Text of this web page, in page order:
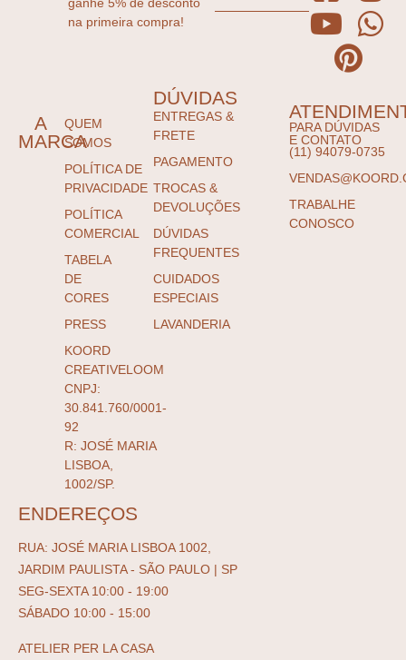
na primeira compra!
A
MARCA
QUEM
SOMOS
POLÍTICA DE
PRIVACIDADE
POLÍTICA
COMERCIAL
TABELA
DE
CORES
PRESS
KOORD
CREATIVELOOM
CNPJ:
30.841.760/0001-
92
R: JOSÉ MARIA
LISBOA,
1002/SP.
DÚVIDAS
ENTREGAS &
FRETE
PAGAMENTO
TROCAS &
DEVOLUÇÕES
DÚVIDAS
FREQUENTES
CUIDADOS
ESPECIAIS
LAVANDERIA
PARA DÚVIDAS
E CONTATO
(11) 94079-0735
TRABALHE
CONOSCO
ENDEREÇOS
RUA: JOSÉ MARIA LISBOA 1002,
JARDIM PAULISTA - SÃO PAULO | SP
SEG-SEXTA 10:00 - 19:00
SÁBADO 10:00 - 15:00
ATELIER PER LA CASA